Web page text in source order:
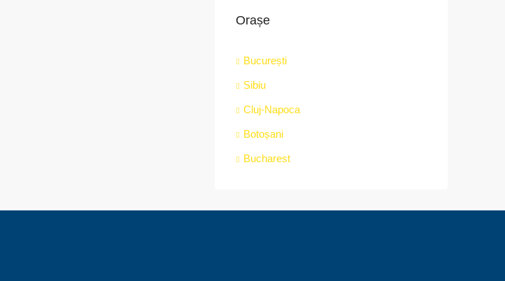
Orașe
București
Sibiu
Cluj-Napoca
Botoșani
Bucharest